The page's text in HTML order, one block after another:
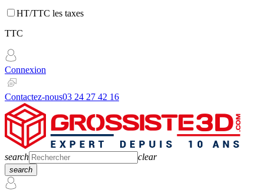
HT/TTC les taxes
TTC
Connexion
Contactez-nous03 24 27 42 16
search clear
search